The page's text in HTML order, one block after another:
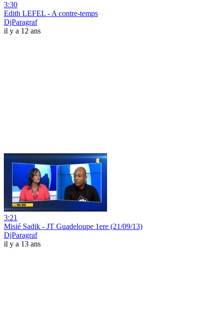
3:30
Edith LEFEL - A contre-temps
DjParagraf
il y a 12 ans
3:21
Misié Sadik - JT Guadeloupe 1ere (21/09/13)
DjParagraf
il y a 13 ans